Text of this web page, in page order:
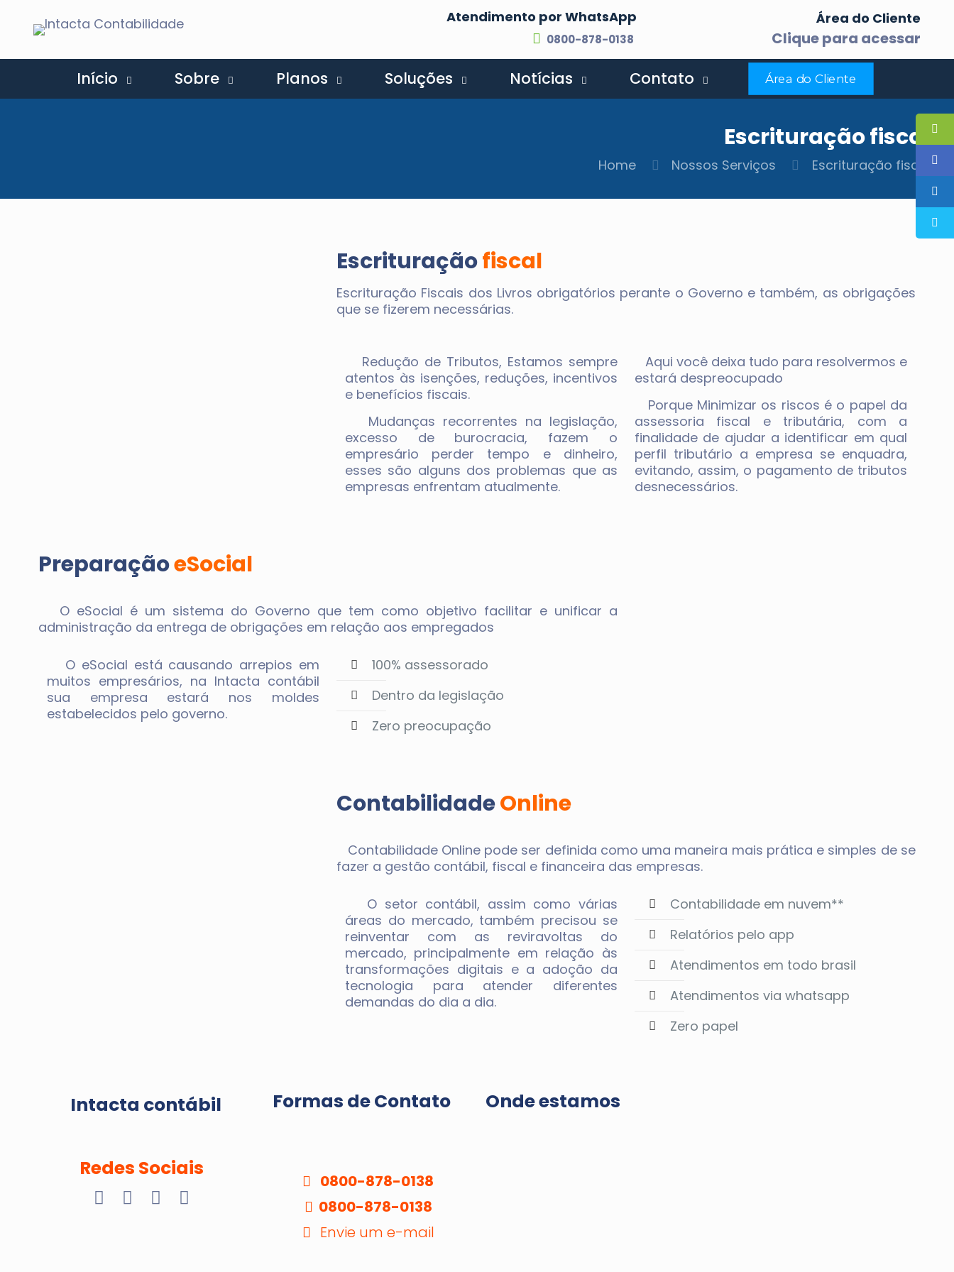
Atendimento por WhatsApp
0800-878-0138
Área do Cliente
Clique para acessar
Início Sobre Planos Soluções Notícias Contato Área do Cliente
Escrituração fiscal
Home Nossos Serviços Escrituração fiscal
Escrituraçãofiscal
Escrituração Fiscais dos Livros obrigatórios perante o Governo e também, as obrigações
que se fizerem necessárias.
Redução de Tributos, Estamos sempre
atentos às isenções, reduções, incentivos
e benefícios fiscais.
Mudanças recorrentes na legislação,
excesso de burocracia, fazem o
empresário perder tempo e dinheiro,
esses são alguns dos problemas que as
empresas enfrentam atualmente.
Aqui você deixa tudo para resolvermos e
estará despreocupado
Porque Minimizar os riscos é o papel da
assessoria fiscal e tributária, com a
finalidade de ajudar a identificar em qual
perfil tributário a empresa se enquadra,
evitando, assim, o pagamento de tributos
desnecessários.
PreparaçãoeSocial
O eSocial é um sistema do Governo que tem como objetivo facilitar e unificar a
administração da entrega de obrigações em relação aos empregados
O eSocial está causando arrepios em
muitos empresários, na Intacta contábil
sua empresa estará nos moldes
estabelecidos pelo governo.
100% assessorado
Dentro da legislação
Zero preocupação
ContabilidadeOnline
Contabilidade Online pode ser definida como uma maneira mais prática e simples de se
fazer a gestão contábil, fiscal e financeira das empresas.
O setor contábil, assim como várias
áreas do mercado, também precisou se
reinventar com as reviravoltas do
mercado, principalmente em relação às
transformações digitais e a adoção da
tecnologia para atender diferentes
demandas do dia a dia.
Contabilidade em nuvem**
Relatórios pelo app
Atendimentos em todo brasil
Atendimentos via whatsapp
Zero papel
Intacta contábil
Redes Sociais
Formas de Contato
0800-878-0138
0800-878-0138
Envie um e-mail
Onde estamos